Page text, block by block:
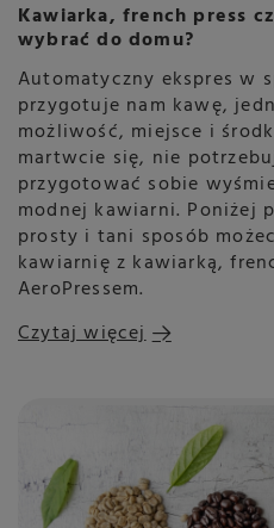
Kawiarka, french press
wybrać do domu?
Automatyczny ekspres w
przygotuje nam kawę,
możliwość, miejsce i
martwcie się, nie
przygotować sobie
modnej kawiarni. Poniżej
prosty i tani sposób
kawiarnię z kawiarką,
AeroPressem.
Czytaj więcej